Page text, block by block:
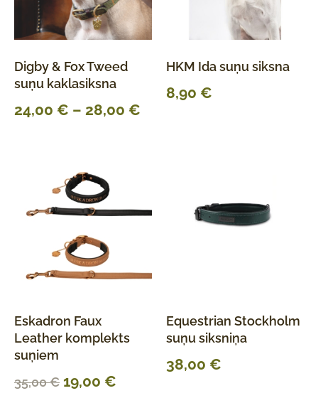
Digby & Fox Tweed
suņu kaklasiksna
24,00 € – 28,00 €
HKM Ida suņu siksna
8,90 €
Eskadron Faux
Leather komplekts
suņiem
35,00€ 19,00 €
Equestrian Stockholm
suņu siksniņa
38,00 €